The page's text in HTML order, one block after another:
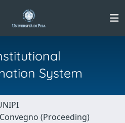
System
(Proceeding)